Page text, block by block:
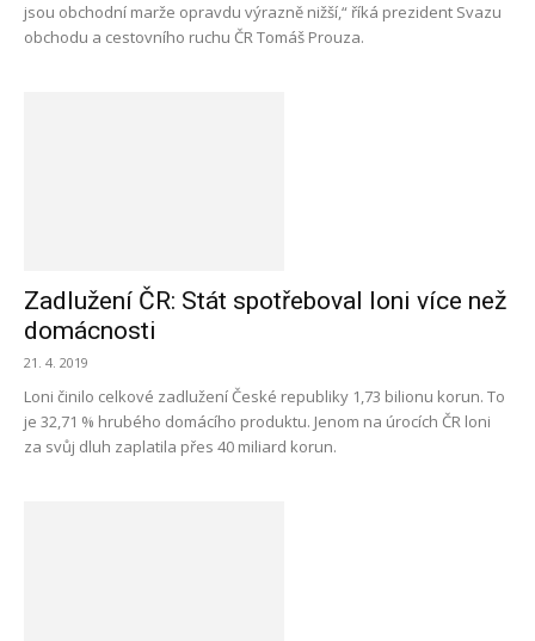
jsou obchodní marže opravdu výrazně nižší,“ říká prezident Svazu
obchodu a cestovního ruchu ČR Tomáš Prouza.
Zadlužení ČR: Stát spotřeboval loni více než
domácnosti
21. 4. 2019
Loni činilo celkové zadlužení České republiky 1,73 bilionu korun. To
je 32,71 % hrubého domácího produktu. Jenom na úrocích ČR loni
za svůj dluh zaplatila přes 40 miliard korun.